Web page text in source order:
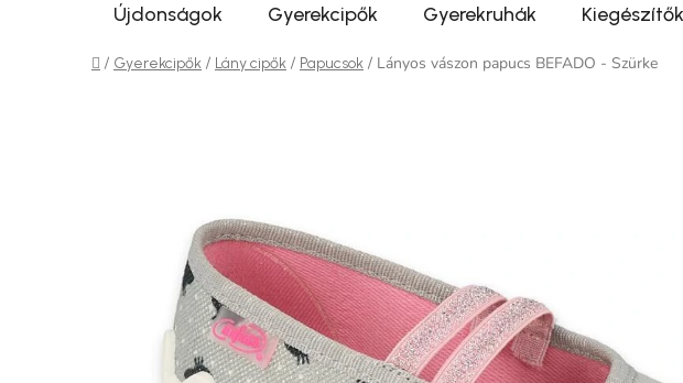
Újdonságok Gyerekcipők Gyerekruhák Kiegészítők
Kezdőlap
/ Gyerekcipők / Lány cipők / Papucsok / Lányos vászon papucs BEFADO - Szürke